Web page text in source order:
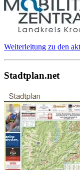
Weiterleitung zu den
Stadtplan.net